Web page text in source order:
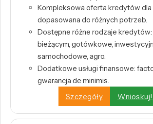
Kompleksowa oferta kredytów dla
dopasowana do różnych potrzeb.
Dostępne różne rodzaje kredytów:
bieżącym, gotówkowe,
samochodowe, agro.
Dodatkowe usługi finansowe:
gwarancja de minimis.
Szczegóły
Wnioskuj!